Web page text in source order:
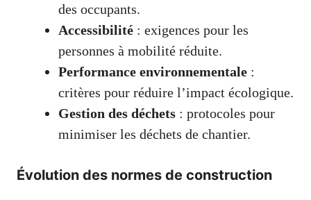
des occupants.
Accessibilité : exigences pour les
personnes à mobilité réduite.
Performance environnementale :
critères pour réduire l’impact écologique.
Gestion des déchets : protocoles pour
minimiser les déchets de chantier.
Évolution des normes de construction